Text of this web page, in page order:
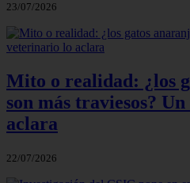
23/07/2026
Mito o realidad: ¿los
son más traviesos?
aclara
22/07/2026